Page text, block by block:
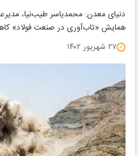
دنیای معدن: محمدیاسر طیب‌نیا،
همایش «تاب‌آوری در صنعت فولاد»
۲۷ شهریور ۱۴۰۲